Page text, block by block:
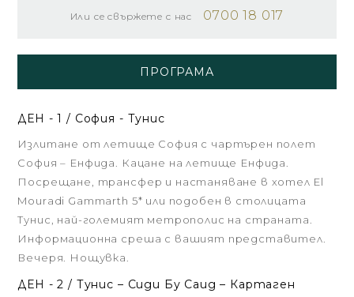
Или се свържете с нас 0700 18 017
ПРОГРАМА
ДЕН - 1 / София - Тунис
Излитане от летище София с чартърен полет
София – Енфида. Кацане на летище Енфида.
Посрещане, трансфер и настаняване в хотел El
Mouradi Gammarth 5* или подобен в столицата
Тунис, най-големият метрополис на страната.
Информационна среша с вашият представител.
Вечеря. Нощувка.
ДЕН - 2 / Тунис – Сиди Бу Саид – Картаген